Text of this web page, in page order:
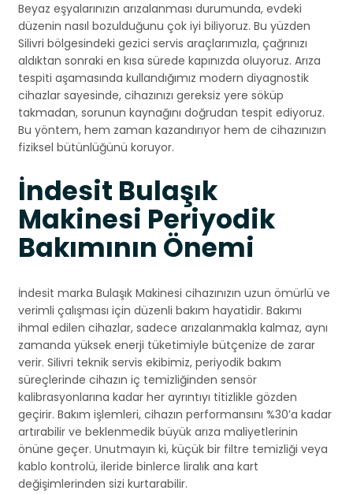
Beyaz eşyalarınızın arızalanması durumunda, evdeki
düzenin nasıl bozulduğunu çok iyi biliyoruz. Bu yüzden
Silivri bölgesindeki gezici servis araçlarımızla, çağrınızı
aldıktan sonraki en kısa sürede kapınızda oluyoruz. Arıza
tespiti aşamasında kullandığımız modern diyagnostik
cihazlar sayesinde, cihazınızı gereksiz yere söküp
takmadan, sorunun kaynağını doğrudan tespit ediyoruz.
Bu yöntem, hem zaman kazandırıyor hem de cihazınızın
fiziksel bütünlüğünü koruyor.
İndesit Bulaşık
Makinesi Periyodik
Bakımının Önemi
İndesit marka Bulaşık Makinesi cihazınızın uzun ömürlü ve
verimli çalışması için düzenli bakım hayatidir. Bakımı
ihmal edilen cihazlar, sadece arızalanmakla kalmaz, aynı
zamanda yüksek enerji tüketimiyle bütçenize de zarar
verir. Silivri teknik servis ekibimiz, periyodik bakım
süreçlerinde cihazın iç temizliğinden sensör
kalibrasyonlarına kadar her ayrıntıyı titizlikle gözden
geçirir. Bakım işlemleri, cihazın performansını %30’a kadar
artırabilir ve beklenmedik büyük arıza maliyetlerinin
önüne geçer. Unutmayın ki, küçük bir filtre temizliği veya
kablo kontrolü, ileride binlerce liralık ana kart
değişimlerinden sizi kurtarabilir.